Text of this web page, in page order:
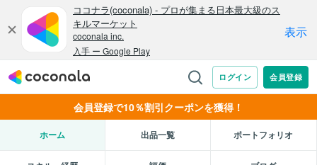
会員登録で10％割引クーポンを獲得！
ホーム 出品一覧 ポートフォリオ